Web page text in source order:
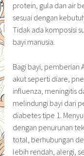
protein, gula dan air
sesuai dengan
Tidak ada komposisi
bayi manusia.
Bagi bayi, pemberian
akut seperti diare,
influenza, meningitis
melindungi bayi dari
diabetes tipe 1.
dengan penurunan
total, berhubungan
lebih rendah, alergi,